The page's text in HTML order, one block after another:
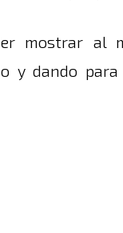
mostrar al
y dando